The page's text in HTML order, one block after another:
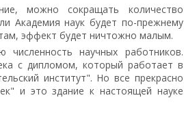
можно сокращать количество
Академия наук будет по-прежнему
эффект будет ничтожно малым.
научных работников.
с дипломом, который работает в
институт". Но все прекрасно
и это здание к настоящей науке